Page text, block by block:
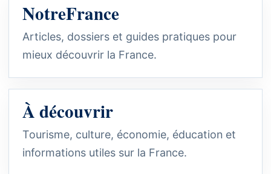
NotreFrance
Articles, dossiers et guides pratiques pour
mieux découvrir la France.
À découvrir
Tourisme, culture, économie, éducation et
informations utiles sur la France.